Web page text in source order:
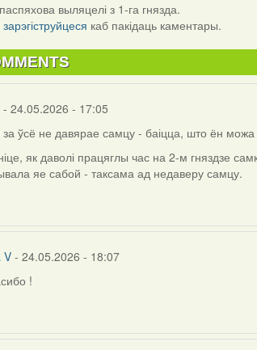
выляцелі з 1-га гнязда.
зарэгіструйцеся каб пакідаць каментары.
- 24.05.2026 - 17:05
за ўсё не давярае самцу - баіцца, што ён
як даволі працяглы час на 2-м гняздзе
яе сабой - таксама ад недаверу самцу.
V - 24.05.2026 - 18:07
!